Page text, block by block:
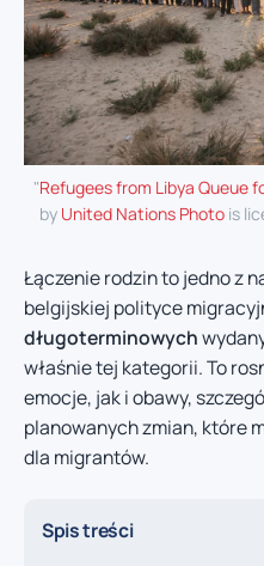
"Refugees from Libya Queue
by United Nations Photo is
Łączenie rodzin to jedno z
belgijskiej polityce
długoterminowych
właśnie tej kategorii. To
emocje, jak i obawy,
planowanych zmian, które
dla migrantów.
Spis treści